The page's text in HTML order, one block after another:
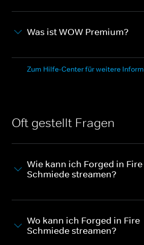
Was ist WOW Premium?
Zum Hilfe-Center für weitere
Oft gestellt Fragen
Wie kann ich Forged in
Schmiede streamen?
Wo kann ich Forged in Fire
Schmiede streamen?